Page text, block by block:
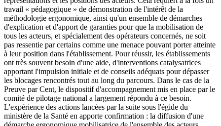
travail « pédagogique » de démonstration de l'intérêt de la
méthodologie ergonomique, ainsi qu'un ensemble de démarches
d'explication et d'apport de garanties pour que la mobilisation de
tous les acteurs, et spécialement des opérateurs concernés, ne soit
pas ressentie par certains comme une menace pouvant porter atteinte
à leur position dans l'établissement. Pour réussir, les établissements
ont très souvent besoin d'une aide, d'interventions catalysatrices
apportant l'impulsion initiale et de conseils adéquats pour dépasser
les blocages rencontrés tout au long du parcours. Dans le cas de la
Preuve par Cent, le dispositif d'accompagnement mis en place par le
comité de pilotage national a largement répondu à ce besoin.
L'expérience des actions lancées par la suite sous l'égide du
ministère de la Santé en apporte confirmation : la diffusion d'une